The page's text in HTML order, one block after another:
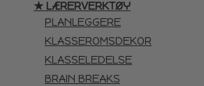
★ LÆRERVERKTØY
PLANLEGGERE
KLASSEROMSDEKOR
KLASSELEDELSE
BRAIN BREAKS